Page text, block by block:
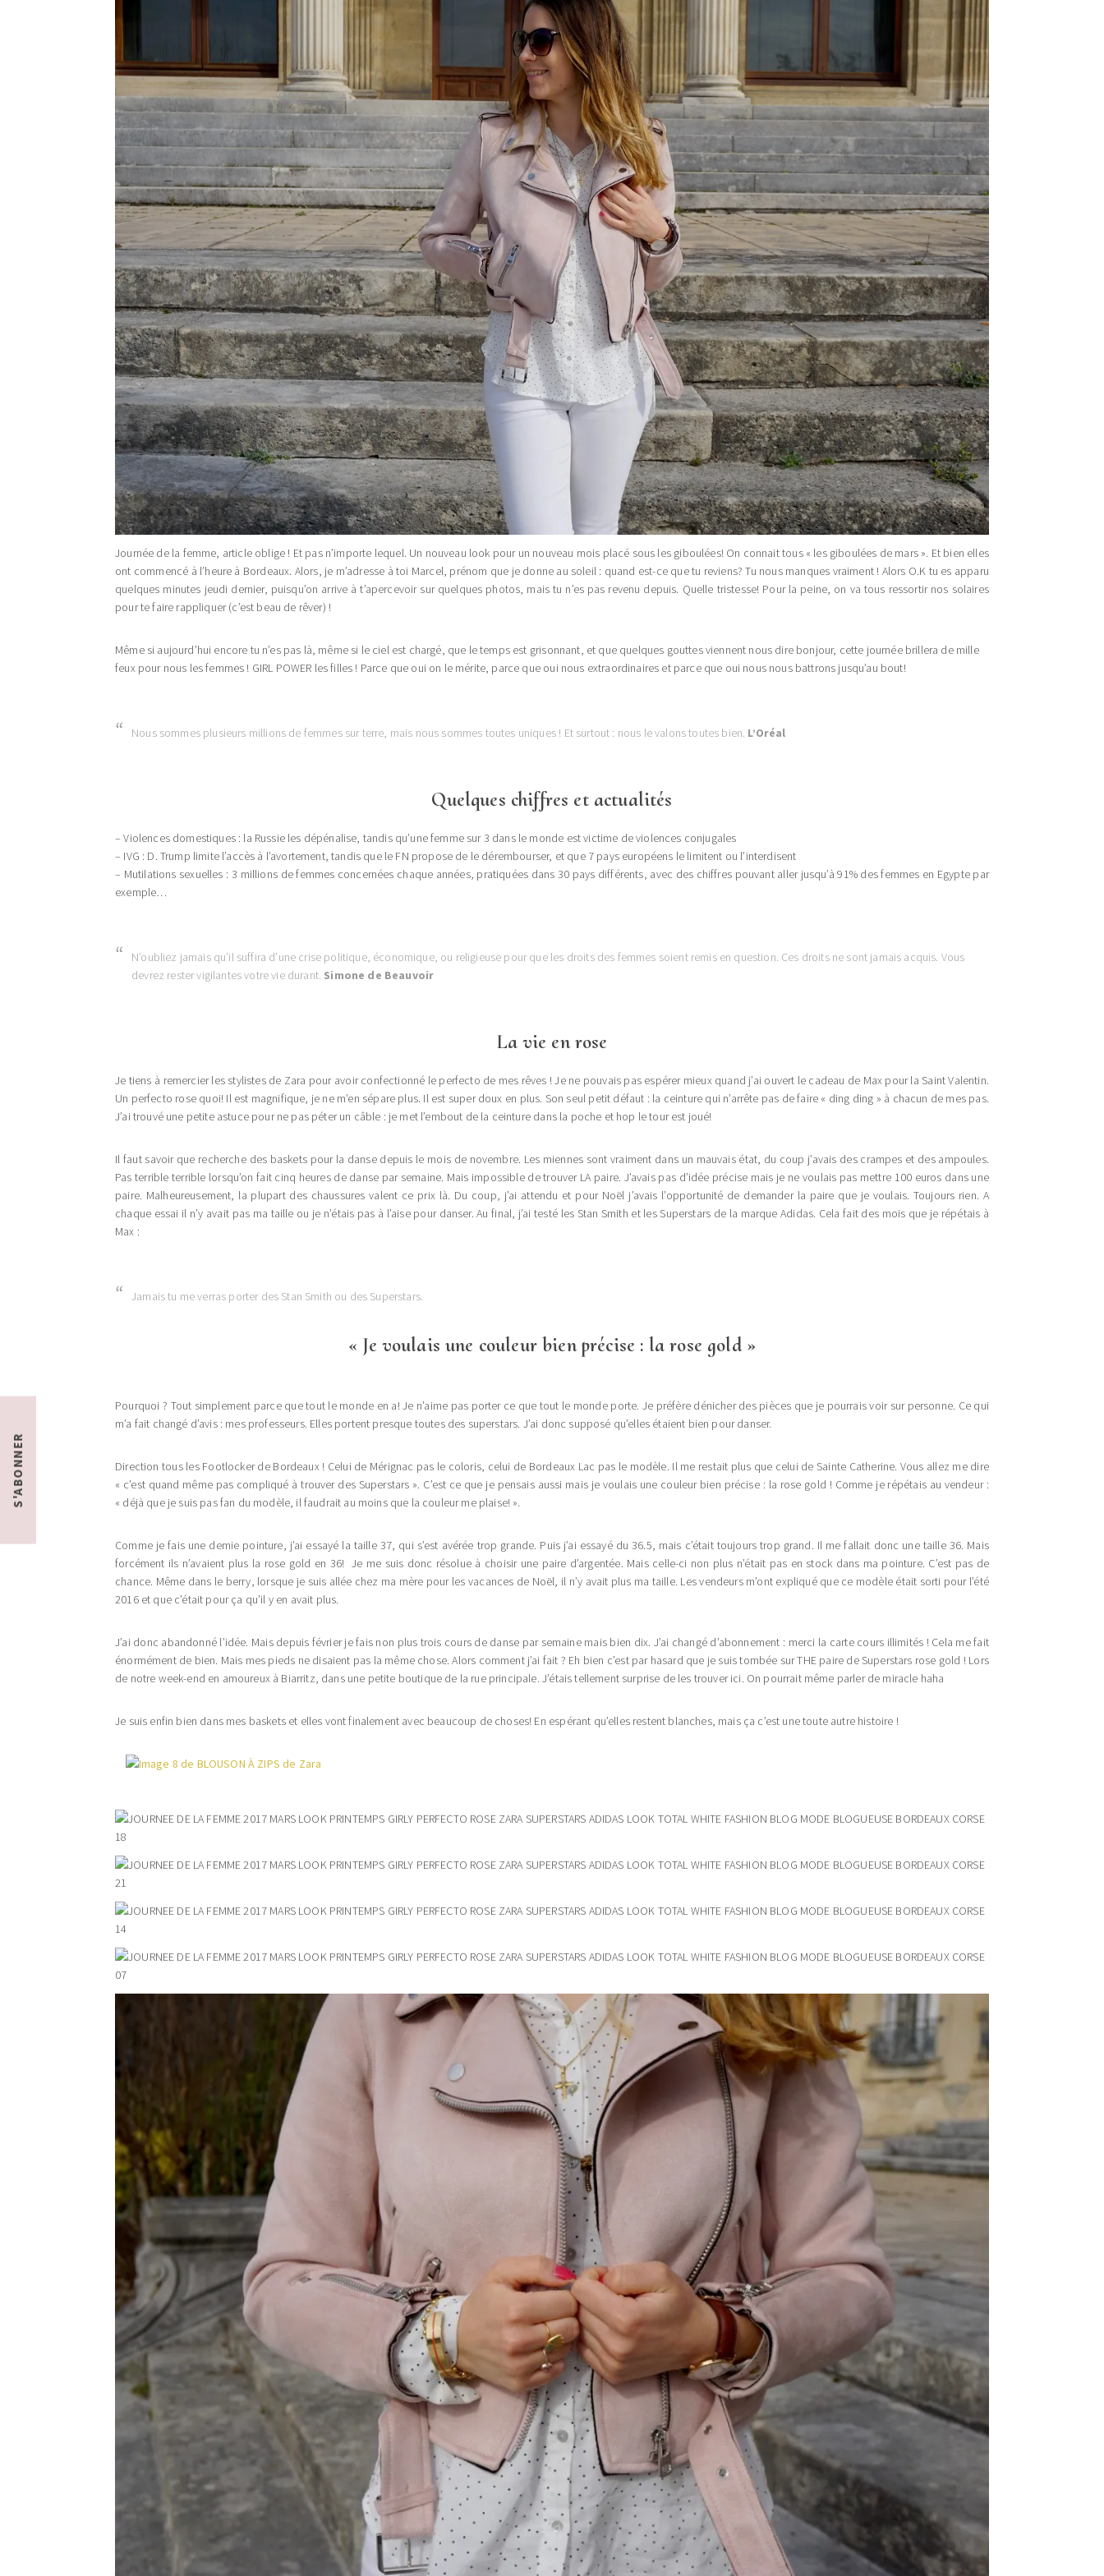
Journée de la femme, article oblige ! Et pas n’importe lequel. Un nouveau look pour un nouveau mois placé sous les giboulées! On connait tous « les giboulées de mars ». Et bien elles
ont commencé à l’heure à Bordeaux. Alors, je m’adresse à toi Marcel, prénom que je donne au soleil : quand est-ce que tu reviens? Tu nous manques vraiment ! Alors O.K tu es apparu
quelques minutes jeudi dernier, puisqu’on arrive à t’apercevoir sur quelques photos, mais tu n’es pas revenu depuis. Quelle tristesse! Pour la peine, on va tous ressortir nos solaires
pour te faire rappliquer (c’est beau de rêver) !
Même si aujourd’hui encore tu n’es pas là, même si le ciel est chargé, que le temps est grisonnant, et que quelques gouttes viennent nous dire bonjour, cette journée brillera de mille
feux pour nous les femmes ! GIRL POWER les filles ! Parce que oui on le mérite, parce que oui nous extraordinaires et parce que oui nous nous battrons jusqu’au bout!
Nous sommes plusieurs millions de femmes sur terre, mais nous sommes toutes uniques ! Et surtout : nous le valons toutes bien. L’Oréal
Quelques chiffres et actualités
– Violences domestiques : la Russie les dépénalise, tandis qu’une femme sur 3 dans le monde est victime de violences conjugales
– IVG : D. Trump limite l’accès à l’avortement, tandis que le FN propose de le dérembourser, et que 7 pays européens le limitent ou l’interdisent
– Mutilations sexuelles : 3 millions de femmes concernées chaque années, pratiquées dans 30 pays différents, avec des chiffres pouvant aller jusqu’à 91% des femmes en Egypte par
exemple…
N’oubliez jamais qu’il suffira d’une crise politique, économique, ou religieuse pour que les droits des femmes soient remis en question. Ces droits ne sont jamais acquis. Vous
devrez rester vigilantes votre vie durant. Simone de Beauvoir
La vie en rose
Je tiens à remercier les stylistes de Zara pour avoir confectionné le perfecto de mes rêves ! Je ne pouvais pas espérer mieux quand j’ai ouvert le cadeau de Max pour la Saint Valentin.
Un perfecto rose quoi! Il est magnifique, je ne m’en sépare plus. Il est super doux en plus. Son seul petit défaut : la ceinture qui n’arrête pas de faire « ding ding » à chacun de mes pas.
J’ai trouvé une petite astuce pour ne pas péter un câble : je met l’embout de la ceinture dans la poche et hop le tour est joué!
Il faut savoir que recherche des baskets pour la danse depuis le mois de novembre. Les miennes sont vraiment dans un mauvais état, du coup j’avais des crampes et des ampoules.
Pas terrible terrible lorsqu’on fait cinq heures de danse par semaine. Mais impossible de trouver LA paire. J’avais pas d’idée précise mais je ne voulais pas mettre 100 euros dans une
paire. Malheureusement, la plupart des chaussures valent ce prix là. Du coup, j’ai attendu et pour Noël j’avais l’opportunité de demander la paire que je voulais. Toujours rien. A
chaque essai il n’y avait pas ma taille ou je n’étais pas à l’aise pour danser. Au final, j’ai testé les Stan Smith et les Superstars de la marque Adidas. Cela fait des mois que je répétais à
Max :
Jamais tu me verras porter des Stan Smith ou des Superstars.
« Je voulais une couleur bien précise : la rose gold »
Pourquoi ? Tout simplement parce que tout le monde en a! Je n’aime pas porter ce que tout le monde porte. Je préfère dénicher des pièces que je pourrais voir sur personne. Ce qui
m’a fait changé d’avis : mes professeurs. Elles portent presque toutes des superstars. J’ai donc supposé qu’elles étaient bien pour danser.
Direction tous les Footlocker de Bordeaux ! Celui de Mérignac pas le coloris, celui de Bordeaux Lac pas le modèle. Il me restait plus que celui de Sainte Catherine. Vous allez me dire
« c’est quand même pas compliqué à trouver des Superstars ». C’est ce que je pensais aussi mais je voulais une couleur bien précise : la rose gold ! Comme je répétais au vendeur :
« déjà que je suis pas fan du modèle, il faudrait au moins que la couleur me plaise! ».
Comme je fais une demie pointure, j’ai essayé la taille 37, qui s’est avérée trop grande. Puis j’ai essayé du 36.5, mais c’était toujours trop grand. Il me fallait donc une taille 36. Mais
forcément ils n’avaient plus la rose gold en 36! Je me suis donc résolue à choisir une paire d’argentée. Mais celle-ci non plus n’était pas en stock dans ma pointure. C’est pas de
chance. Même dans le berry, lorsque je suis allée chez ma mère pour les vacances de Noël, il n’y avait plus ma taille. Les vendeurs m’ont expliqué que ce modèle était sorti pour l’été
2016 et que c’était pour ça qu’il y en avait plus.
J’ai donc abandonné l’idée. Mais depuis février je fais non plus trois cours de danse par semaine mais bien dix. J’ai changé d’abonnement : merci la carte cours illimités ! Cela me fait
énormément de bien. Mais mes pieds ne disaient pas la même chose. Alors comment j’ai fait ? Eh bien c’est par hasard que je suis tombée sur THE paire de Superstars rose gold ! Lors
de notre week-end en amoureux à Biarritz, dans une petite boutique de la rue principale. J’étais tellement surprise de les trouver ici. On pourrait même parler de miracle haha
Je suis enfin bien dans mes baskets et elles vont finalement avec beaucoup de choses! En espérant qu’elles restent blanches, mais ça c’est une toute autre histoire !
S'ABONNER